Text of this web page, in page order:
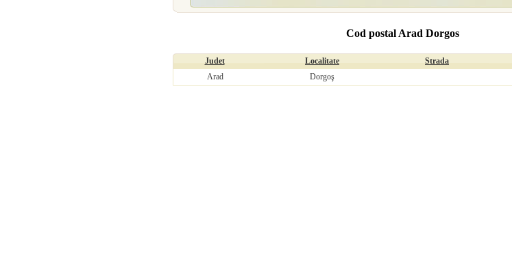
Cod postal Arad Dorgos
Judet Localitate Strada
Arad
Dorgoş